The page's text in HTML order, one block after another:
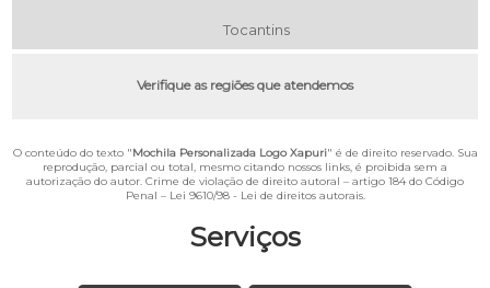
Serviços
Tocantins
Verifique as regiões que atendemos
O conteúdo do texto "Mochila Personalizada Logo Xapuri" é de direito reservado. Sua
reprodução, parcial ou total, mesmo citando nossos links, é proibida sem a
autorização do autor. Crime de violação de direito autoral – artigo 184 do Código
Penal – Lei 9610/98 - Lei de direitos autorais.